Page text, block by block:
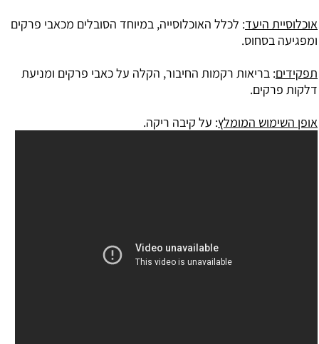
אוכלוסיית היעד: לכלל האוכלוסייה, במיוחד הסובלים מכאבי פרקים
ומפגיעה בסחוס.
תפקידים: בריאות רקמות החיבור, הקלה על כאבי פרקים ומניעת
דלקות פרקים.
אופן השימוש המומלץ: על קיבה ריקה.